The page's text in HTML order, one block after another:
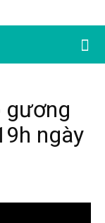
gương
ngày